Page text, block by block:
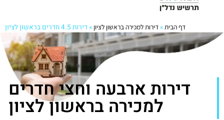
דף הבית»דירות למכירה בראשון לציון »דירות 4.5 חדרים בראשון לציון
דירות ארבעה וחצי חדרים
למכירה בראשון לציון